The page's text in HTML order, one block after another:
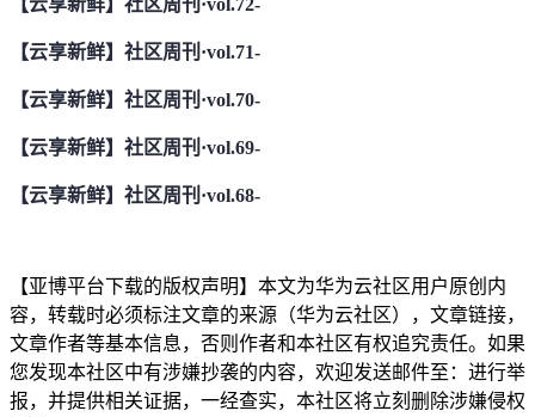
【云享新鲜】社区周刊·vol.71-
【云享新鲜】社区周刊·vol.70-
【云享新鲜】社区周刊·vol.69-
【云享新鲜】社区周刊·vol.68-
【亚博平台下载的版权声明】本文为华为云社区用户原创内
容，转载时必须标注文章的来源（华为云社区），文章链接，
文章作者等基本信息，否则作者和本社区有权追究责任。如果
您发现本社区中有涉嫌抄袭的内容，欢迎发送邮件至：进行举
报，并提供相关证据，一经查实，本社区将立刻删除涉嫌侵权